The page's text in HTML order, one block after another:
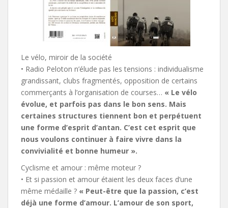
Le vélo, miroir de la société
• Radio Peloton n’élude pas les tensions : individualisme
grandissant, clubs fragmentés, opposition de certains
commerçants à l’organisation de courses… « Le vélo
évolue, et parfois pas dans le bon sens. Mais
certaines structures tiennent bon et perpétuent
une forme d’esprit d’antan. C’est cet esprit que
nous voulons continuer à faire vivre dans la
convivialité et bonne humeur ».
Cyclisme et amour : même moteur ?
• Et si passion et amour étaient les deux faces d’une
même médaille ? « Peut-être que la passion, c’est
déjà une forme d’amour. L’amour de son sport,